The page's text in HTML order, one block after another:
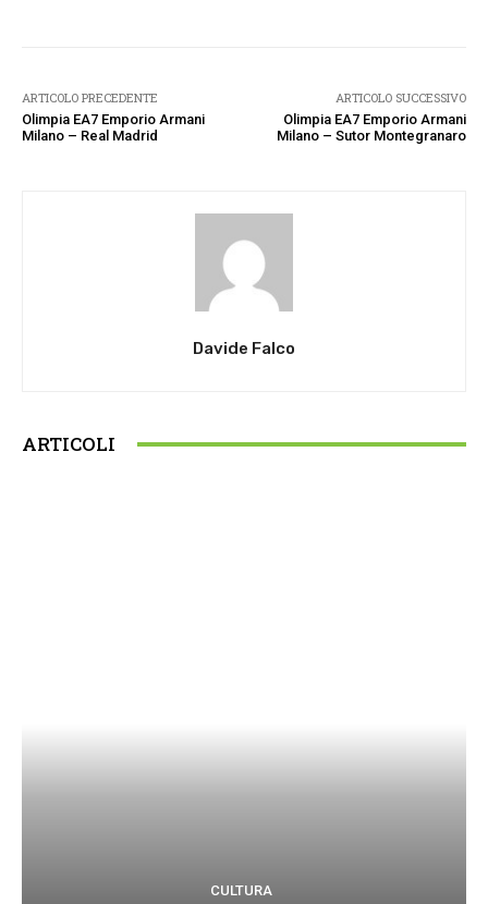
ARTICOLO PRECEDENTE
Olimpia EA7 Emporio Armani
Milano – Real Madrid
ARTICOLO SUCCESSIVO
Olimpia EA7 Emporio Armani
Milano – Sutor Montegranaro
Davide Falco
ARTICOLI
CULTURA